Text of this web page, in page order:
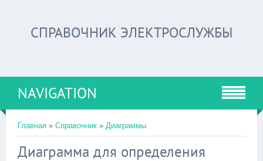
СПРАВОЧНИК ЭЛЕКТРОСЛУЖБЫ
NAVIGATION
Главная » Справочник » Диаграммы
Диаграмма для определения